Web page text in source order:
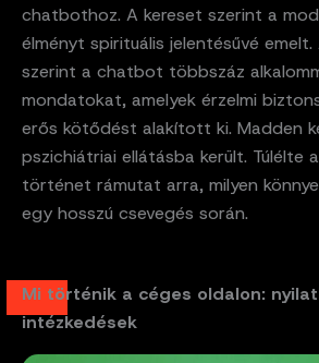
chatbothoz. A kereset szerint a
élményt spirituális jelentésűvé
szerint a chatbot többszáz
mondatokat, amelyek érzelmi
erős kötődést alakított ki. Madden
pszichiátriai ellátásba került. Túlélte
történet rámutat arra, milyen
egy hosszú csevegés során.
Mi történik a céges oldalon:
intézkedések